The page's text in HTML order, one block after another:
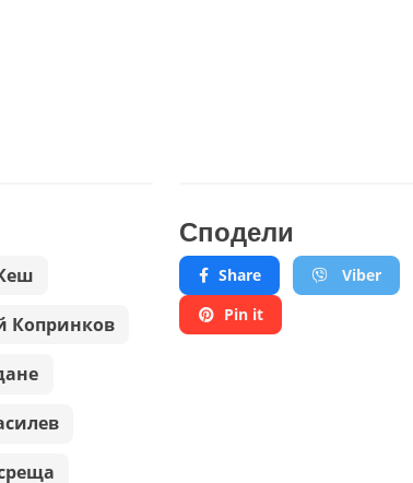
Копринков
Сподели
Share Viber
Pin it